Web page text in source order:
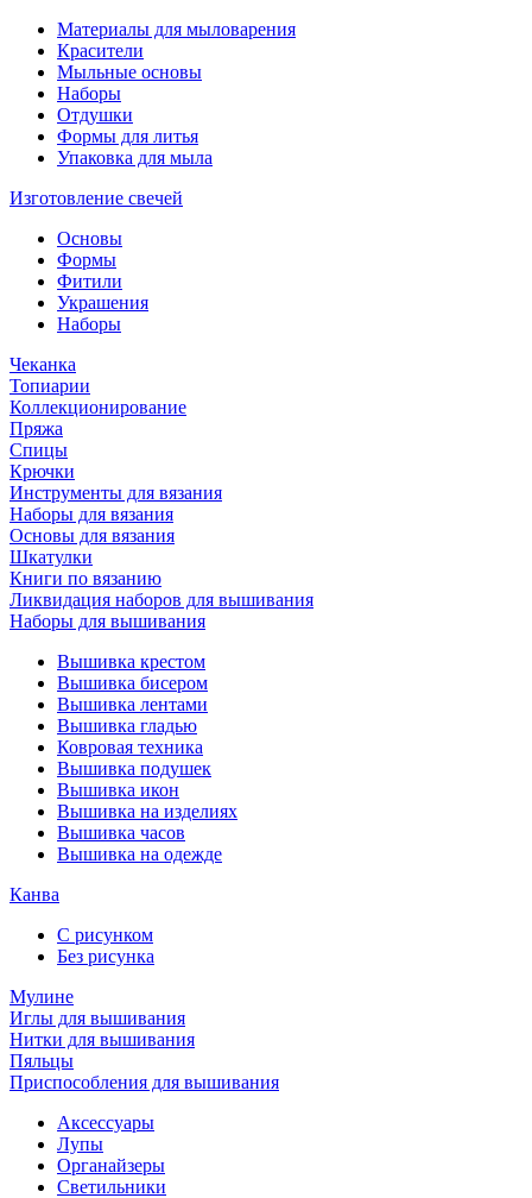
Материалы для мыловарения
Красители
Мыльные основы
Наборы
Отдушки
Формы для литья
Упаковка для мыла
Изготовление свечей
Основы
Формы
Фитили
Украшения
Наборы
Чеканка
Топиарии
Коллекционирование
Пряжа
Спицы
Крючки
Инструменты для вязания
Наборы для вязания
Основы для вязания
Шкатулки
Книги по вязанию
Ликвидация наборов для вышивания
Наборы для вышивания
Вышивка крестом
Вышивка бисером
Вышивка лентами
Вышивка гладью
Ковровая техника
Вышивка подушек
Вышивка икон
Вышивка на изделиях
Вышивка часов
Вышивка на одежде
Канва
С рисунком
Без рисунка
Мулине
Иглы для вышивания
Нитки для вышивания
Пяльцы
Приспособления для вышивания
Аксессуары
Лупы
Органайзеры
Светильники